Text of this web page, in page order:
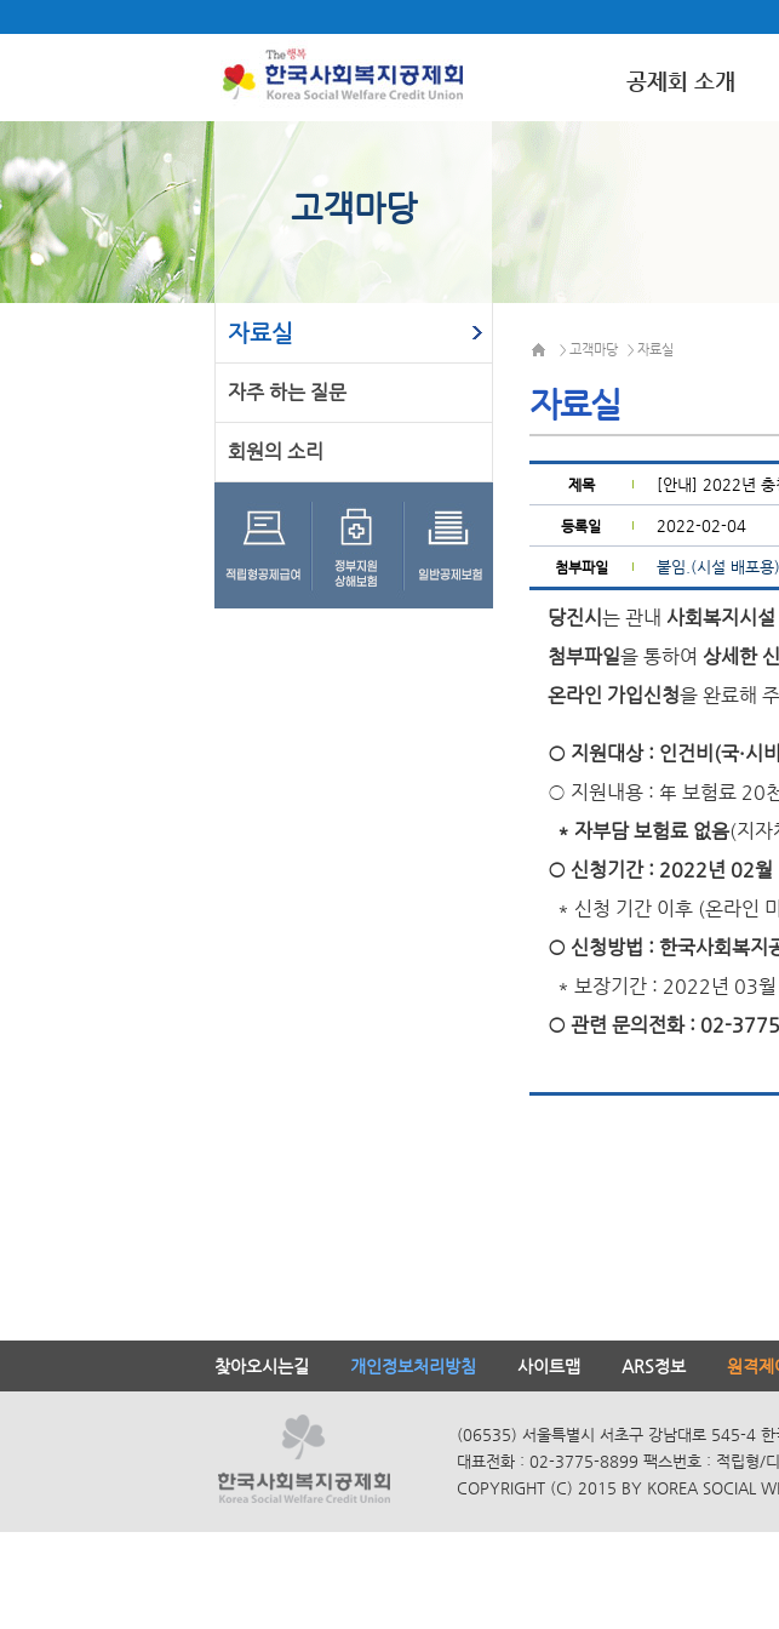
공제회 소개
고객마당
자료실
자주 하는 질문
회원의 소리
> 고객마당 > 자료실
자료실
제목 [안내] 2022년 충
등록일 2022-02-04
첨부파일 붙임.(시설 배포
당진시 는 관내 사회복지시
첨부파일을 통하여 상세한
온라인 가입신청을 완료해
○ 지원대상 : 인건비(국·시
○ 지원내용 : 年 보험료 20
* 자부담 보험료 없음(지자
○ 신청기간 : 2022년 02월
* 신청 기간 이후 (온라인
○ 신청방법 : 한국사회복지
* 보장기간 : 2022년 03
○ 관련 문의전화 : 02-
찾아오시는길 개인정보처리방침 사이트맵 ARS정보 원격제
(06535) 서울특별시 서초구 강남대로 545-4
대표전화 : 02-3775-8899 팩스번호 : 적립형/
COPYRIGHT (C) 2015 BY KOREA SOCIAL